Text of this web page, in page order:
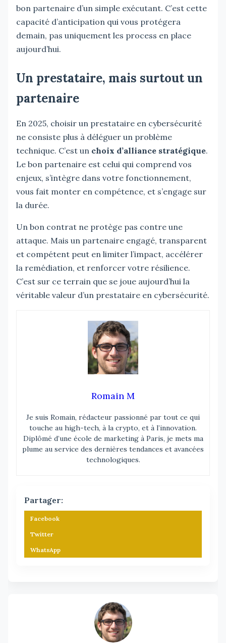
bon partenaire d’un simple exécutant. C’est cette
capacité d’anticipation qui vous protégera
demain, pas uniquement les process en place
aujourd’hui.
Un prestataire, mais surtout un
partenaire
En 2025, choisir un prestataire en cybersécurité
ne consiste plus à déléguer un problème
technique. C’est un choix d’alliance stratégique.
Le bon partenaire est celui qui comprend vos
enjeux, s’intègre dans votre fonctionnement,
vous fait monter en compétence, et s’engage sur
la durée.
Un bon contrat ne protège pas contre une
attaque. Mais un partenaire engagé, transparent
et compétent peut en limiter l’impact, accélérer
la remédiation, et renforcer votre résilience.
C’est sur ce terrain que se joue aujourd’hui la
véritable valeur d’un prestataire en cybersécurité.
Romain M
Je suis Romain, rédacteur passionné par tout ce qui
touche au high-tech, à la crypto, et à l’innovation.
Diplômé d’une école de marketing à Paris, je mets ma
plume au service des dernières tendances et avancées
technologiques.
Partager:
Facebook
Twitter
WhatsApp